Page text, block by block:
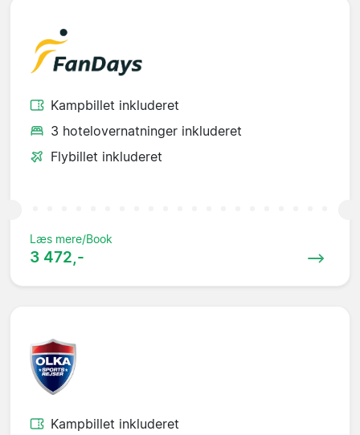
Kampbillet inkluderet
3 hotelovernatninger inkluderet
Flybillet inkluderet
Læs mere/Book
3 472,-
Kampbillet inkluderet